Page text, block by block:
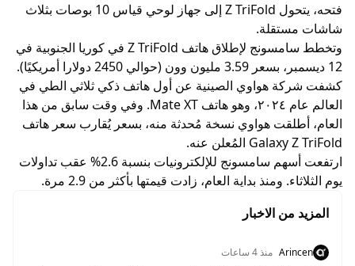
فتحه، يتحول Z TriFold إلى جهاز لوحي قياس 10 بوصات بثلاث
شاشات مستقلة.
وتخطط سامسونج لإطلاق هاتف Z TriFold في كوريا الجنوبية في
12 ديسمبر، بسعر 3.59 مليون وون (حوالي 2450 دولارا أمريكيًا).
كشفت شركة هواوي الصينية عن أول هاتف ذكي ثلاثي الطي في
العالم عام ٢٠٢٤، وهو هاتف Mate XT. وفي وقت سابق من هذا
العام، أطلقت هواوي نسخة مُحدثة منه، بسعر يُقارب سعر هاتف
Galaxy Z TriFold المُعلن عنه.
ارتفعت أسهم سامسونج للإلكترونيات بنسبة 2.6% عقب تداولات
يوم الثلاثاء. ومنذ بداية العام، زادت قيمتها بأكثر من 2.9 مرة.
المزيد من الاخبار
Arincen منذ 4 ساعات